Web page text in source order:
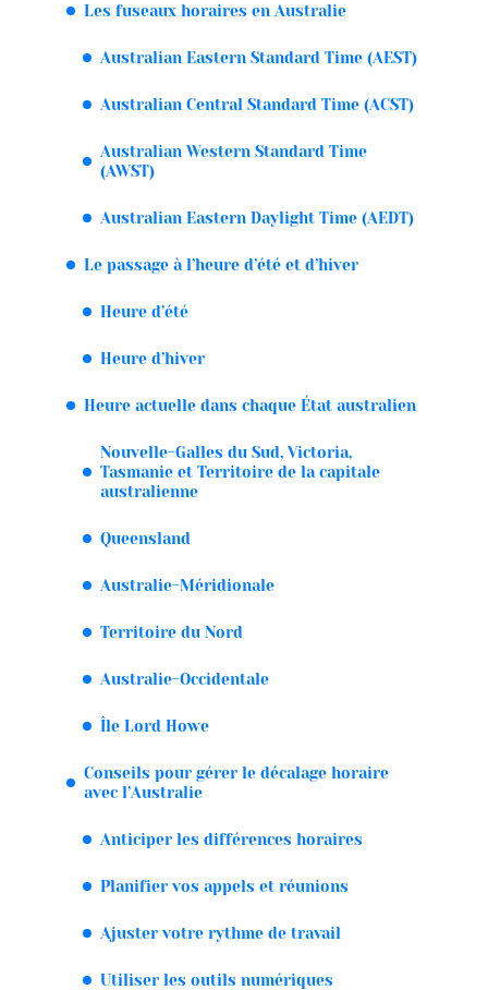
Les fuseaux horaires en Australie
Australian Eastern Standard Time (AEST)
Australian Central Standard Time (ACST)
Australian Western Standard Time
(AWST)
Australian Eastern Daylight Time (AEDT)
Le passage à l’heure d’été et d’hiver
Heure d’été
Heure d’hiver
Heure actuelle dans chaque État australien
Nouvelle-Galles du Sud, Victoria,
Tasmanie et Territoire de la capitale
australienne
Queensland
Australie-Méridionale
Territoire du Nord
Australie-Occidentale
Île Lord Howe
Conseils pour gérer le décalage horaire
avec l’Australie
Anticiper les différences horaires
Planifier vos appels et réunions
Ajuster votre rythme de travail
Utiliser les outils numériques